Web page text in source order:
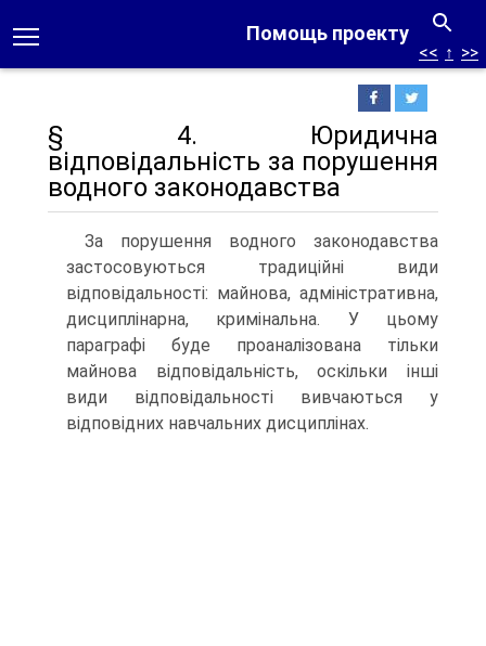
Помощь проекту
<< ↑ >>
§ 4. Юридична
відповідальність за порушення
водного законодавства
За порушення водного законодавства
застосовуються традиційні види
відповідальності: майнова, адміністративна,
дисциплінарна, кримінальна. У цьому
параграфі буде проаналізована тільки
майнова відповідальність, оскільки інші
види відповідальності вивчаються у
відповідних навчальних дисциплінах.